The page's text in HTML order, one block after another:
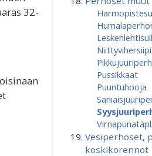
32-
Niittyvihersiipi
Pussikkaat
Puuntuhooja
Vesiperhoset,
koskikorennot